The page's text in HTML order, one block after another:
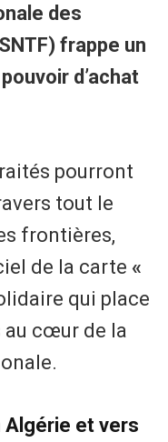
des
frappe un
d’achat
pourront
tout le
frontières,
de la carte «
qui place
au cœur de la
Algérie et vers